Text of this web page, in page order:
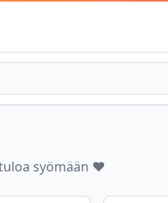
syömään ❤️